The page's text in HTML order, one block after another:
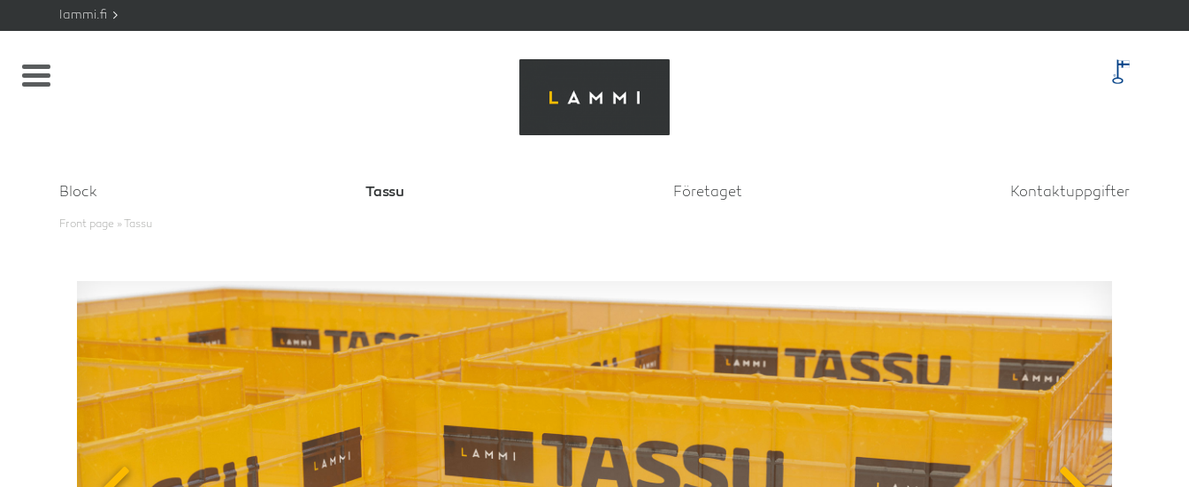
lammi.fi
Block Tassu Företaget Kontaktuppgifter
Front page » Tassu